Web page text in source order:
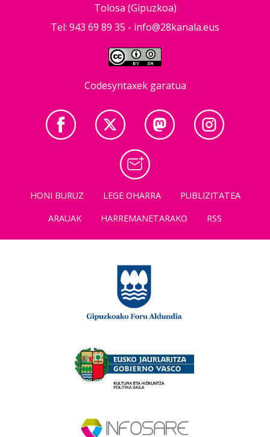
Tolosa (Gipuzkoa)
Tel: 943 69 89 35 - info@28kanala.eus
Codesyntaxek garatua
HONI BURUZ LEGE OHARRA
PUBLIZITATEA
ARAUAK
HARREMANETARAKO RSS